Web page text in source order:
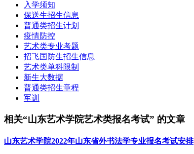
入学须知
保送生招生信息
普通类招生计划
疫情防控
艺术类专业考题
招飞国防生招生信息
艺术类单科限制
新生大数据
普通类招生章程
军训
相关“山东艺术学院艺术类报名考试” 的文章
山东艺术学院2022年山东省外书法学专业报名考试安排